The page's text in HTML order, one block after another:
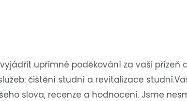
upřímné poděkování za vaši přízeň
čištění studní a revitalizace
slova, recenze a hodnocení. Jsme